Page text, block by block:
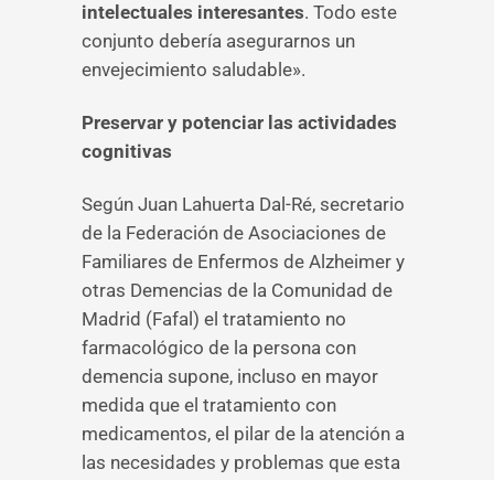
intelectuales interesantes. Todo este
conjunto debería asegurarnos un
envejecimiento saludable».
Preservar y potenciar las actividades
cognitivas
Según Juan Lahuerta Dal-Ré, secretario
de la Federación de Asociaciones de
Familiares de Enfermos de Alzheimer y
otras Demencias de la Comunidad de
Madrid (Fafal) el tratamiento no
farmacológico de la persona con
demencia supone, incluso en mayor
medida que el tratamiento con
medicamentos, el pilar de la atención a
las necesidades y problemas que esta